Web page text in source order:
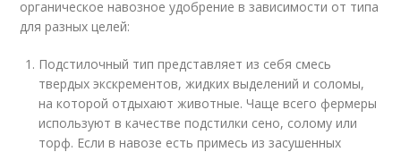
органическое навозное удобрение в зависимости от типа
для разных целей:
Подстилочный тип представляет из себя смесь
твердых экскрементов, жидких выделений и соломы,
на которой отдыхают животные. Чаще всего фермеры
используют в качестве подстилки сено, солому или
торф. Если в навозе есть примесь из засушенных